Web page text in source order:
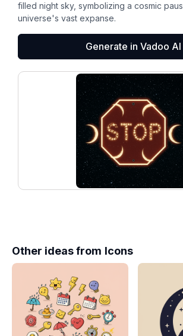
filled night sky, symbolizing a cosmic
universe's vast expanse.
Generate in Vadoo AI
Other ideas from Icons